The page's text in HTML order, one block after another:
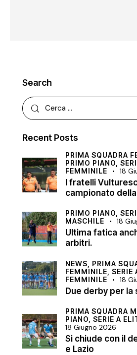
Search
Recent Posts
PRIMA SQUADRA
PRIMO PIANO,
FEMMINILE
18
I fratelli
campionato
PRIMO PIANO,
MASCHILE
18
Ultima fatica
arbitri.
NEWS, PRIMA
FEMMINILE, SERIE
FEMMINILE
18
Due derby per la
PRIMA SQUADRA
PIANO, SERIE A
18 Giugno 2026
Si chiude con il
e Lazio